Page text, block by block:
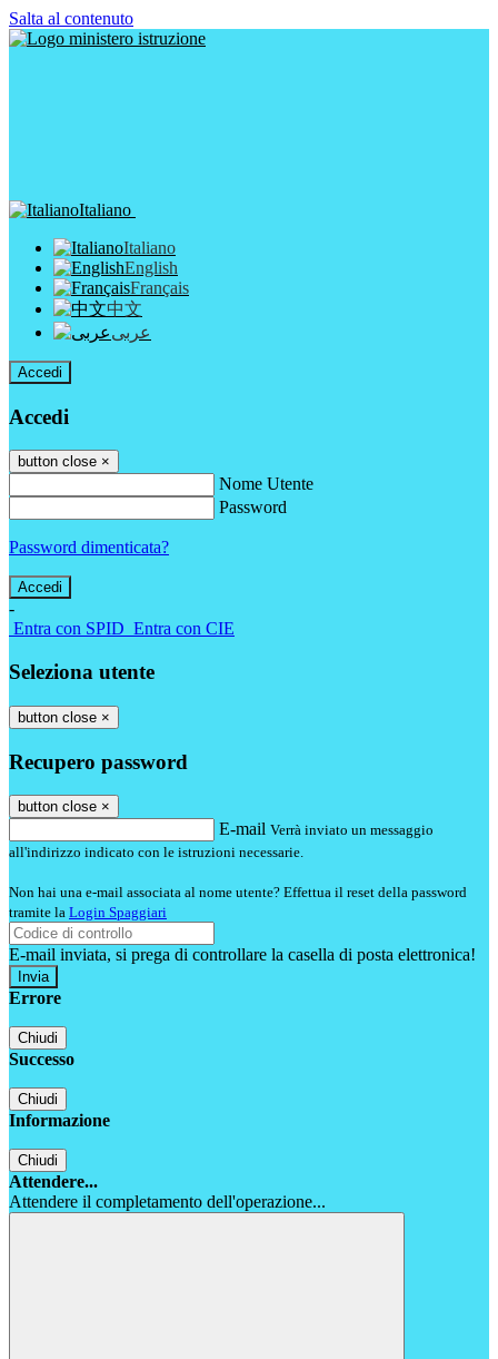
Salta al contenuto
Italiano
Italiano
English
Français
中文
عربى
Accedi
Accedi
button close ×
Nome Utente
Password
Password dimenticata?
-
Entra con SPID Entra con CIE
Seleziona utente
button close ×
Recupero password
button close ×
E-mail Verrà inviato un messaggio
all'indirizzo indicato con le istruzioni necessarie.
Non hai una e-mail associata al nome utente? Effettua il reset della password
tramite la Login Spaggiari
E-mail inviata, si prega di controllare la casella di posta elettronica!
Errore
Chiudi
Successo
Chiudi
Informazione
Chiudi
Attendere...
Attendere il completamento dell'operazione...